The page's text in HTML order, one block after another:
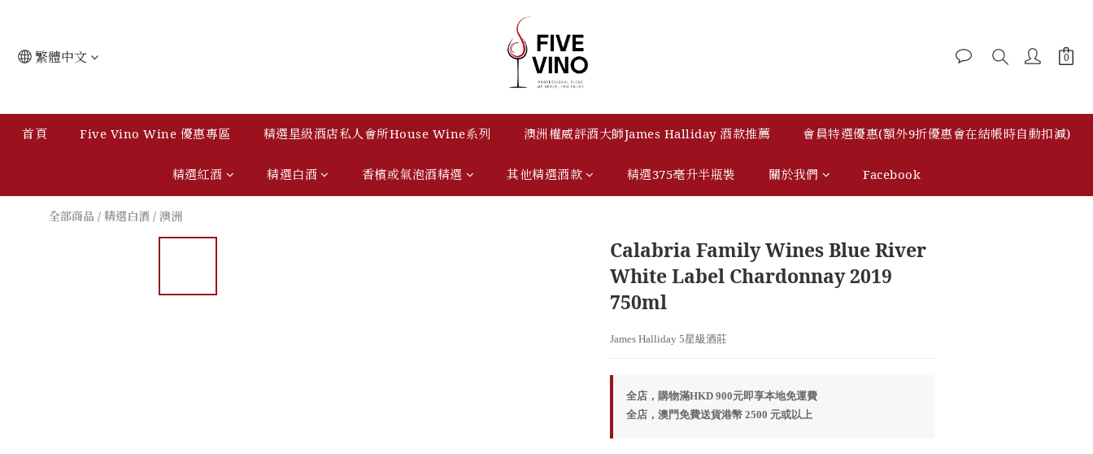
繁體中文
首頁 Five Vino Wine 優惠專區 精選星級酒店私人會所House Wine系列 澳洲權威評酒大師James Halliday 酒款推薦 會員特選優惠(額外9折優惠會在結帳時自動扣減)
精選紅酒 精選白酒 香檳或氣泡酒精選 其他精選酒款 精選375毫升半瓶裝 關於我們 Facebook
全部商品 / 精選白酒 / 澳洲
Calabria Family Wines Blue River
White Label Chardonnay 2019
750ml
James Halliday 5星級酒莊
全店，購物滿HKD 900元即享本地免運費
全店，澳門免費送貨港幣 2500 元或以上